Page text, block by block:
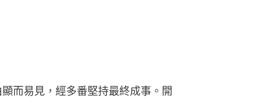
而易見，經多番堅持最終成事。開